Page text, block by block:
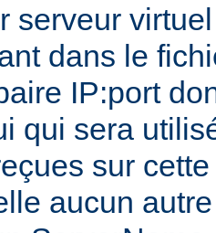
serveur
dans le
IP:port
qui sera
sur
aucun